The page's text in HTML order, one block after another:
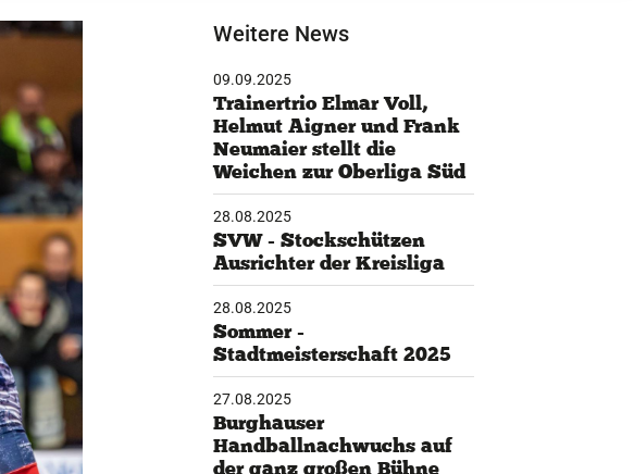
Weitere News
Trainertrio Elmar Voll,
Helmut Aigner und Frank
Neumaier stellt die
Weichen zur Oberliga Süd
SVW - Stockschützen
Ausrichter der Kreisliga
Sommer -
Stadtmeisterschaft 2025
Burghauser
Handballnachwuchs auf
der ganz großen Bühne
Mitglieder-Service
Deine Mitgliedschaft
Downloads